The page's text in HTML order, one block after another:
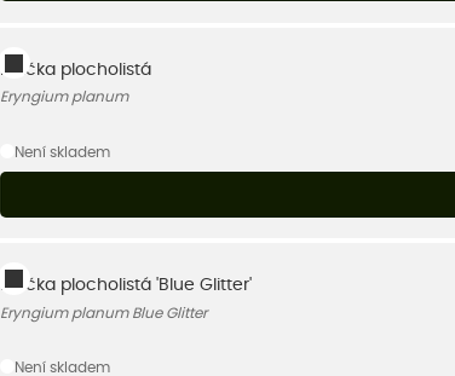
Máčka plocholistá
Eryngium planum
Není skladem
Máčka plocholistá 'Blue Glitter'
Eryngium planum Blue Glitter
Není skladem